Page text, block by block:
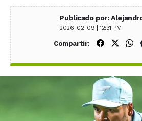
Publicado por:
2026-02-09 | 12:31 PM
Compartir: Compartir